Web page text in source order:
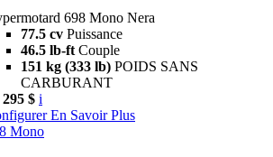
698 Mono Nera
77.5 cv Puissance
46.5 lb-ft Couple
151 kg (333 lb) POIDS SANS
CARBURANT
295 $ i
En Savoir Plus
Mono